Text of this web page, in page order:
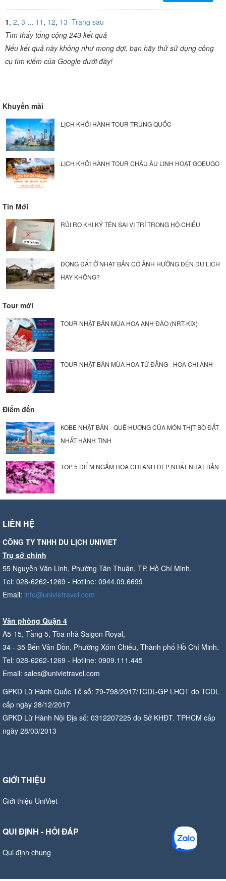
1, 2, 3 ... 11 , 12, 13 Trang sau
Tìm thấy tổng cộng 243 kết quả
Nếu kết quả này không như mong đợi, bạn hãy thử sử dụng công
cụ tìm kiếm của Google dưới đây!
Khuyến mãi
LỊCH KHỞI HÀNH TOUR TRUNG QUỐC
LỊCH KHỞI HÀNH TOUR CHÂU ÂU LINH HOẠT GOEUGO
Tin Mới
RỦI RO KHI KÝ TÊN SAI VỊ TRÍ TRONG HỘ CHIẾU
ĐỘNG ĐẤT Ở NHẬT BẢN CÓ ẢNH HƯỞNG ĐẾN DU LỊCH
HAY KHÔNG?
Tour mới
TOUR NHẬT BẢN MÙA HOA ANH ĐÀO (NRT-KIX)
TOUR NHẬT BẢN MÙA HOA TỬ ĐẰNG - HOA CHI ANH
Điểm đến
KOBE NHẬT BẢN - QUÊ HƯƠNG CỦA MÓN THỊT BÒ ĐẮT
NHẤT HÀNH TINH
TOP 5 ĐIỂM NGẮM HOA CHI ANH ĐẸP NHẤT NHẬT BẢN
LIÊN HỆ
CÔNG TY TNHH DU LỊCH UNIVIET
Trụ sở chính
55 Nguyễn Văn Linh, Phường Tân Thuận, TP. Hồ Chí Minh.
Tel: 028-6262-1269 - Hotline: 0944.09.6699
Email: info@univietravel.com
Văn phòng Quận 4
A5-15, Tầng 5, Tòa nhà Saigon Royal,
34 - 35 Bến Vân Đồn, Phường Xóm Chiếu, Thành phố Hồ Chí Minh.
Tel: 028-6262-1269 - Hotline: 0909.111.445
Email: sales@univietravel.com
GPKD Lữ Hành Quốc Tế số: 79-798/2017/TCDL-GP LHQT do TCDL
cấp ngày 28/12/2017
GPKD Lữ Hành Nội Địa số: 0312207225 do Sở KHĐT. TPHCM cấp
ngày 28/03/2013
GIỚI THIỆU
Giới thiệu UniViet
QUI ĐỊNH - HỎI ĐÁP
Qui định chung